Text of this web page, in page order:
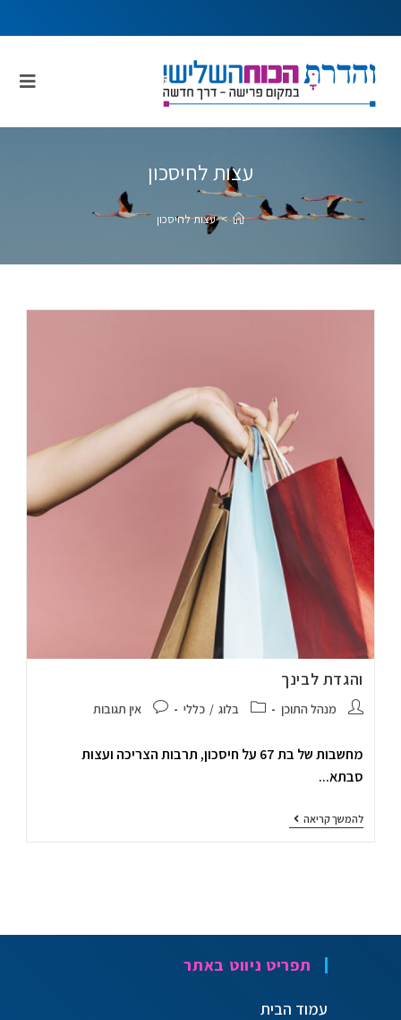
עצות לחיסכון
> עצות לחיסכון
והגדת לבינך
מנהל התוכן בלוג / כללי אין תגובות
מחשבות של בת 67 על חיסכון, תרבות הצריכה ועצות
סבתא...
להמשך קריאה
תפריט ניווט באתר
עמוד הבית